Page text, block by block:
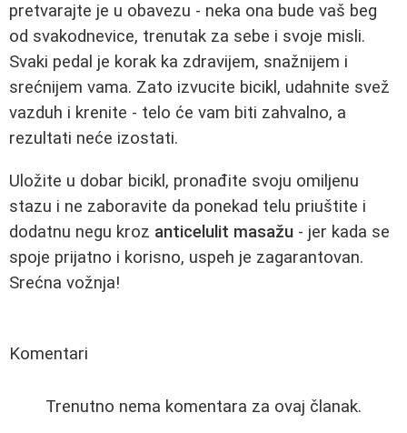
pretvarajte je u obavezu - neka ona bude vaš beg
od svakodnevice, trenutak za sebe i svoje misli.
Svaki pedal je korak ka zdravijem, snažnijem i
srećnijem vama. Zato izvucite bicikl, udahnite svež
vazduh i krenite - telo će vam biti zahvalno, a
rezultati neće izostati.
Uložite u dobar bicikl, pronađite svoju omiljenu
stazu i ne zaboravite da ponekad telu priuštite i
dodatnu negu kroz anticelulit masažu - jer kada se
spojе prijatno i korisno, uspeh je zagarantovan.
Srećna vožnja!
Komentari
Trenutno nema komentara za ovaj članak.